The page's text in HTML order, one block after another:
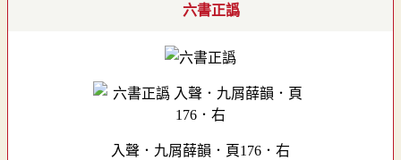
六書正譌
入聲．九屑薛韻．頁176．右